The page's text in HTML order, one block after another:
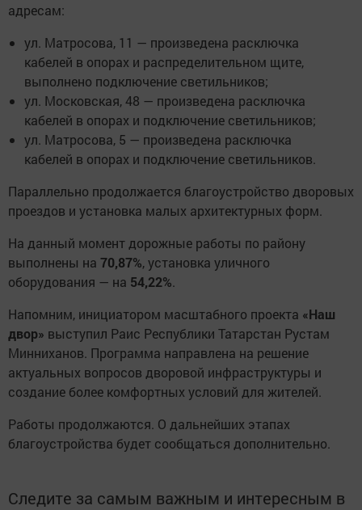
адресам:
ул. Матросова, 11 — произведена расключка
кабелей в опорах и распределительном щите,
выполнено подключение светильников;
ул. Московская, 48 — произведена расключка
кабелей в опорах и подключение светильников;
ул. Матросова, 5 — произведена расключка
кабелей в опорах и подключение светильников.
Параллельно продолжается благоустройство дворовых
проездов и установка малых архитектурных форм.
На данный момент дорожные работы по району
выполнены на 70,87%, установка уличного
оборудования — на 54,22%.
Напомним, инициатором масштабного проекта «Наш
двор» выступил Раис Республики Татарстан Рустам
Минниханов. Программа направлена на решение
актуальных вопросов дворовой инфраструктуры и
создание более комфортных условий для жителей.
Работы продолжаются. О дальнейших этапах
благоустройства будет сообщаться дополнительно.
Следите за самым важным и интересным в